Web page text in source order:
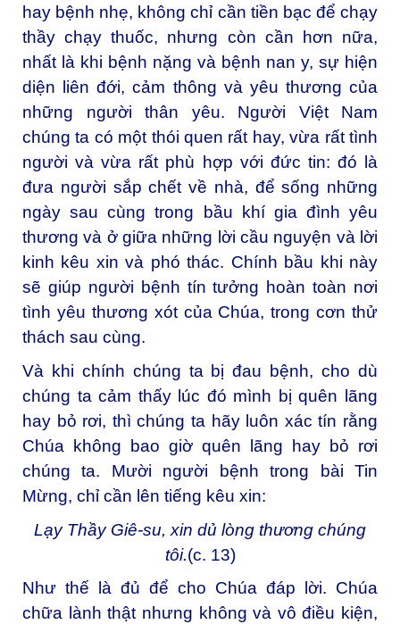
hay bệnh nhẹ, không chỉ cần tiền bạc để chạy
thầy chạy thuốc, nhưng còn cần hơn nữa,
nhất là khi bệnh nặng và bệnh nan y, sự hiện
diện liên đới, cảm thông và yêu thương của
những người thân yêu. Người Việt Nam
chúng ta có một thói quen rất hay, vừa rất tình
người và vừa rất phù hợp với đức tin: đó là
đưa người sắp chết về nhà, để sống những
ngày sau cùng trong bầu khí gia đình yêu
thương và ở giữa những lời cầu nguyện và lời
kinh kêu xin và phó thác. Chính bầu khi này
sẽ giúp người bệnh tín tưởng hoàn toàn nơi
tình yêu thương xót của Chúa, trong cơn thử
thách sau cùng.
Và khi chính chúng ta bị đau bệnh, cho dù
chúng ta cảm thấy lúc đó mình bị quên lãng
hay bỏ rơi, thì chúng ta hãy luôn xác tín rằng
Chúa không bao giờ quên lãng hay bỏ rơi
chúng ta. Mười người bệnh trong bài Tin
Mừng, chỉ cần lên tiếng kêu xin:
Lạy Thầy Giê-su, xin dủ lòng thương chúng
tôi.(c. 13)
Như thế là đủ để cho Chúa đáp lời. Chúa
chữa lành thật nhưng không và vô điều kiện,